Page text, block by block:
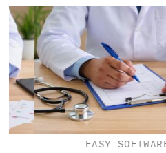
EASY SOFTWARE AG